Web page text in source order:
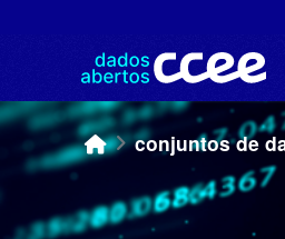
conjuntos de